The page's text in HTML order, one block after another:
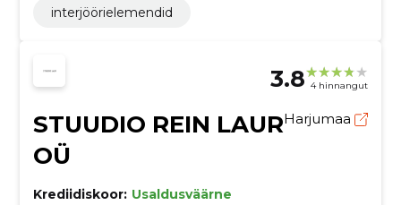
interjöörielemendid
3.8 4 hinnangut
STUUDIO REIN LAUR
OÜ
Harjumaa
Krediidiskoor: Usaldusväärne